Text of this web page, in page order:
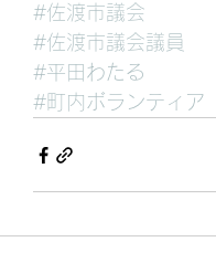
#佐渡市議会
#佐渡市議会議員
#平田わたる
#町内ボランティア